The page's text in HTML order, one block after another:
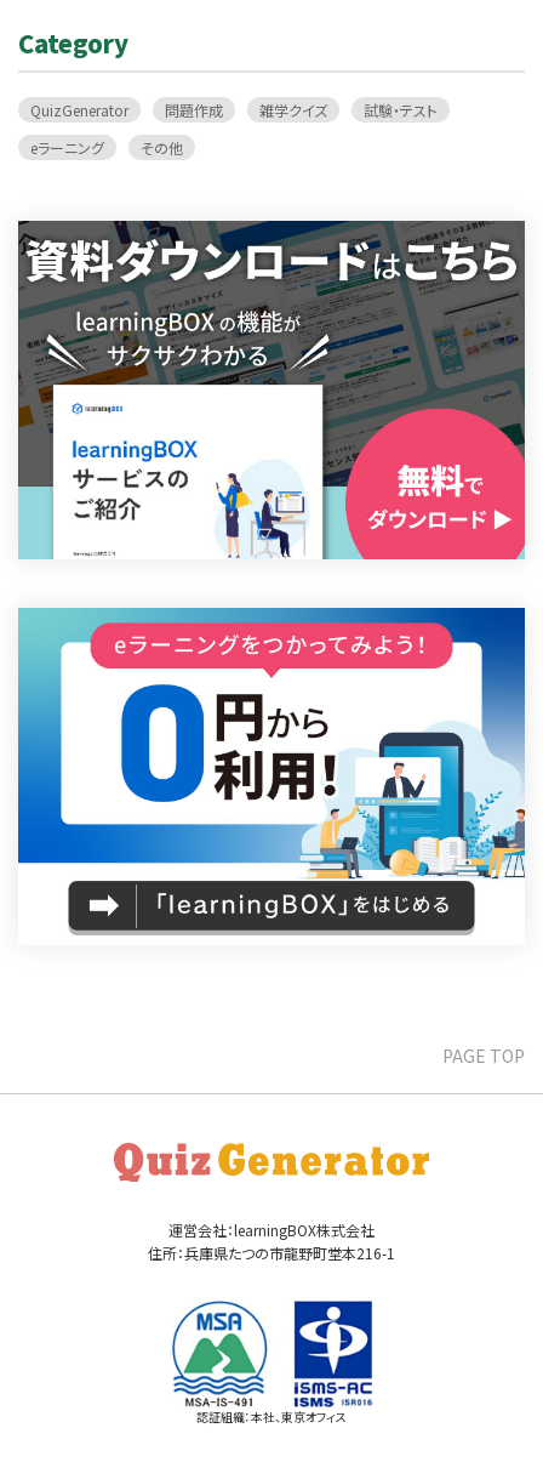
C fill-in: 炭素|正解です。 |間違いです。Cは炭素を表しています。 P fill-
Category
QuizGenerator 問題作成 雑学クイズ
試験・テスト
eラーニング
その他
PAGE TOP
運営会社：learningBOX株式会社
住所：兵庫県たつの市龍野町堂本216-1
認証組織：本社、東京オフィス